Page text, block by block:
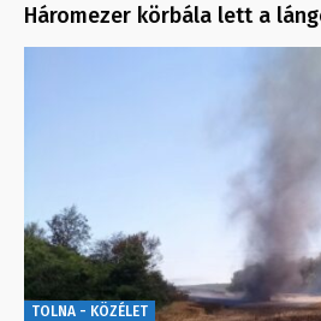
Háromezer körbála lett a
TOLNA - KÖZÉLET